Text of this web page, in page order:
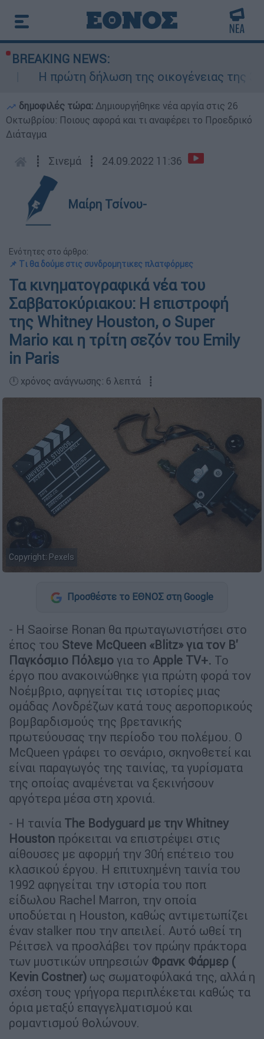
BREAKING NEWS:
δήλωση της οικογένειας της 38χρονης
δημοφιλές τώρα: Δημιουργήθηκε νέα αργία στις 26
Οκτωβρίου: Ποιους αφορά και τι αναφέρει το Προεδρικό
Διάταγμα
┋ Σινεμά ┋ 24.09.2022 11:36
Μαίρη Τσίνου-
Ενότητες στο άρθρο:
📌 Tι θα δούμε στις συνδρομητικες πλατφόρμες
Τα κινηματογραφικά νέα του
Σαββατοκύριακου: Η επιστροφή
της Whitney Houston, ο Super
Mario και η τρίτη σεζόν του Emily
in Paris
🕛 χρόνος ανάγνωσης: 6 λεπτά ┋
Copyright: Pexels
Προσθέστε το ΕΘΝΟΣ στη Google
- Η Saoirse Ronan θα πρωταγωνιστήσει στο
έπος του Steve McQueen «Blitz» για τον Β'
Παγκόσμιο Πόλεμο για το Apple TV+. Το
έργο που ανακοινώθηκε για πρώτη φορά τον
Νοέμβριο, αφηγείται τις ιστορίες μιας
ομάδας Λονδρέζων κατά τους αεροπορικούς
βομβαρδισμούς της βρετανικής
πρωτεύουσας την περίοδο του πολέμου. Ο
McQueen γράφει το σενάριο, σκηνοθετεί και
είναι παραγωγός της ταινίας, τα γυρίσματα
της οποίας αναμένεται να ξεκινήσουν
αργότερα μέσα στη χρονιά.
- Η ταινία The Bodyguard με την Whitney
Houston πρόκειται να επιστρέψει στις
αίθουσες με αφορμή την 30ή επέτειο του
κλασικού έργου. Η επιτυχημένη ταινία του
1992 αφηγείται την ιστορία του ποπ
είδωλου Rachel Marron, την οποία
υποδύεται η Houston, καθώς αντιμετωπίζει
έναν stalker που την απειλεί. Αυτό ωθεί τη
Ρέιτσελ να προσλάβει τον πρώην πράκτορα
των μυστικών υπηρεσιών Φρανκ Φάρμερ (
Kevin Costner) ως σωματοφύλακά της, αλλά η
σχέση τους γρήγορα περιπλέκεται καθώς τα
όρια μεταξύ επαγγελματισμού και
ρομαντισμού θολώνουν.